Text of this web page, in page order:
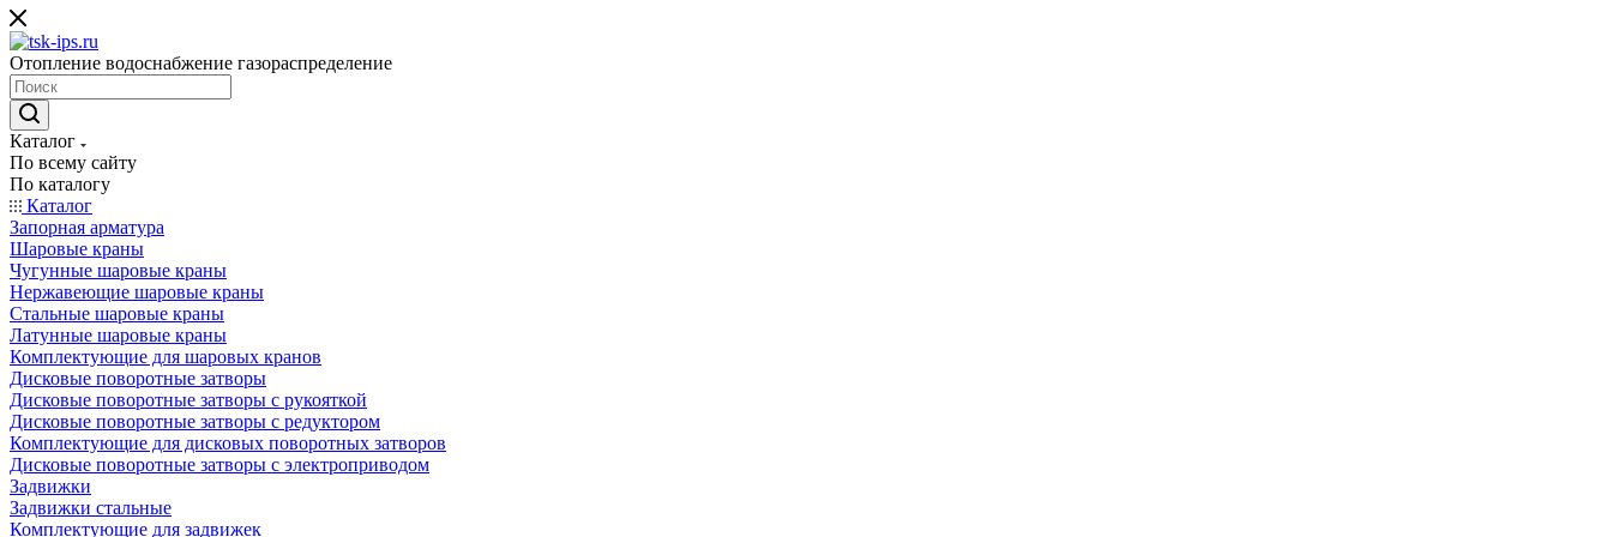
Отопление водоснабжение газораспределение
Каталог
По всему сайту
По каталогу
Каталог
Запорная арматура
Шаровые краны
Чугунные шаровые краны
Нержавеющие шаровые краны
Стальные шаровые краны
Латунные шаровые краны
Комплектующие для шаровых кранов
Дисковые поворотные затворы
Дисковые поворотные затворы с рукояткой
Дисковые поворотные затворы с редуктором
Комплектующие для дисковых поворотных затворов
Дисковые поворотные затворы с электроприводом
Задвижки
Задвижки стальные
Комплектующие для задвижек